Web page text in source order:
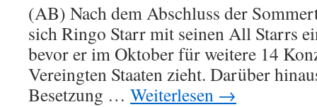
(AB) Nach dem Abschluss der
sich Ringo Starr mit seinen All Starrs
bevor er im Oktober für weitere 14
Vereingten Staaten zieht. Darüber
Besetzung … Weiterlesen →